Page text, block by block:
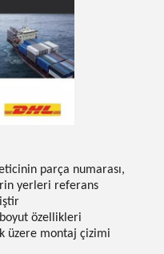
parça numarası,
yerleri referans
özellikleri
üzere montaj çizimi